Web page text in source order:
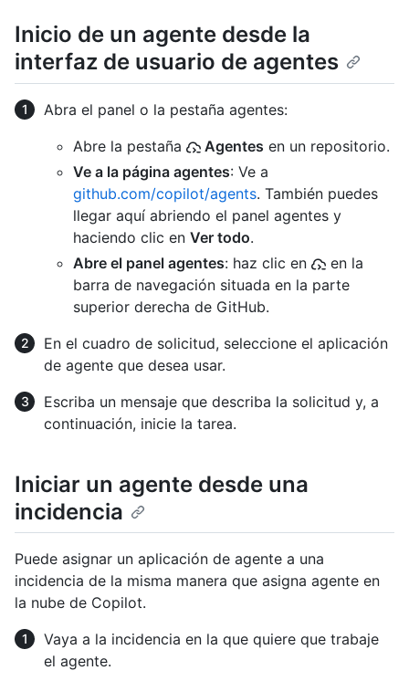
Inicio de un agente desde la
interfaz de usuario de agentes
Abra el panel o la pestaña agentes:
Abre la pestaña
Agentes en un repositorio.
Ve a la página agentes: Ve a
github.com/copilot/agents. También puedes
llegar aquí abriendo el panel agentes y
haciendo clic en Ver todo.
Abre el panel agentes: haz clic en
en la
barra de navegación situada en la parte
superior derecha de GitHub.
En el cuadro de solicitud, seleccione el aplicación
de agente que desea usar.
Escriba un mensaje que describa la solicitud y, a
continuación, inicie la tarea.
Iniciar un agente desde una
incidencia
Puede asignar un aplicación de agente a una
incidencia de la misma manera que asigna agente en
la nube de Copilot.
Vaya a la incidencia en la que quiere que trabaje
el agente.